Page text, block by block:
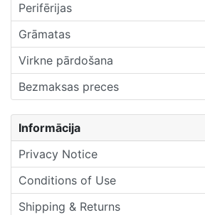
Perifērijas
Grāmatas
Virkne pārdošana
Bezmaksas preces
Informācija
Privacy Notice
Conditions of Use
Shipping & Returns